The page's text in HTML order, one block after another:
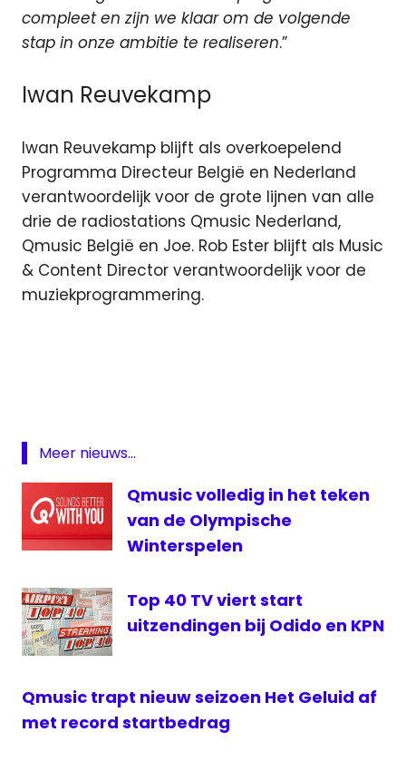
compleet en zijn we klaar om de volgende
stap in onze ambitie te realiseren.”
Iwan Reuvekamp
Iwan Reuvekamp blijft als overkoepelend
Programma Directeur België en Nederland
verantwoordelijk voor de grote lijnen van alle
drie de radiostations Qmusic Nederland,
Qmusic België en Joe. Rob Ester blijft als Music
& Content Director verantwoordelijk voor de
muziekprogrammering.
Meer nieuws...
Qmusic volledig in het teken
van de Olympische
Winterspelen
Top 40 TV viert start
uitzendingen bij Odido en KPN
Qmusic trapt nieuw seizoen Het Geluid af
met record startbedrag